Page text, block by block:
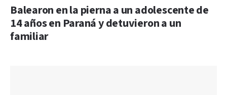
Balearon en la pierna a un adolescente de
14 años en Paraná y detuvieron a un
familiar